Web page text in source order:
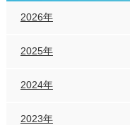
2026年
2025年
2024年
2023年